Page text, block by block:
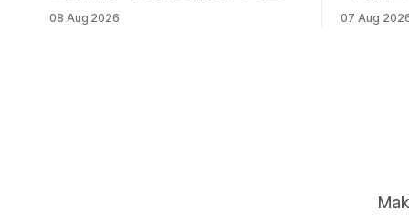
Prompt。
08 Aug 2026
需求與安
07 Aug